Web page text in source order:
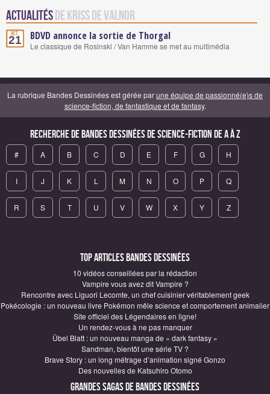
Actualités de Kriss de Valnor
Oct.
21 BDVD annonce la sortie de Thorgal
Le classique de Rosinski / Van Hamme se met au multimédia
La rubrique Bandes Dessinées est gérée parune équipe de passionné(e)s de
science-fiction, de fantastique et de fantasy.
Recherche de Bandes Dessinées de science-fiction de A à Z
# A B C D E F G H
I J K L M N O P Q
R S T U V W X Y Z
Top articles Bandes Dessinées
10 vidéos conseillées par la rédaction
Vampire vous avez dit Vampire ?
Rencontre avec Liguori Lecomte, un chef cuisinier véritablement geek
Pokécologie : un nouveau livre Pokémon mêle science et comportement animalier
Site officiel des Légendaires en ligne!
Un rendez-vous à ne pas manquer
Übel Blatt : un nouveau manga de « dark fantasy »
Sandman, bientôt une série TV ?
Brave Story : un long métrage d’animation signé Gonzo
Des nouvelles de Katsuhiro Otomo
Grandes sagas de Bandes Dessinées